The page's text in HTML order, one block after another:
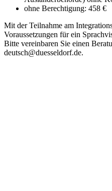
ohne Berechtigung: 458 €
Mit der Teilnahme am
Voraussetzungen für ein
Bitte vereinbaren Sie einen
deutsch@duesseldorf.de.